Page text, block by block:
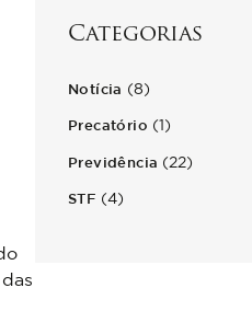
Categorias
Notícia (8)
Precatório (1)
Previdência (22)
STF (4)